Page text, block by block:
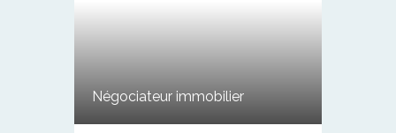
Négociateur immobilier